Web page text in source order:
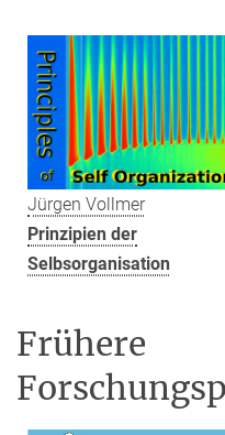
Jürgen Vollmer
Prinzipien der
Selbsorganisation
Frühere